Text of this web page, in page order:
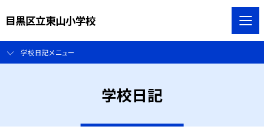
目黒区立東山小学校
学校日記メニュー
学校日記